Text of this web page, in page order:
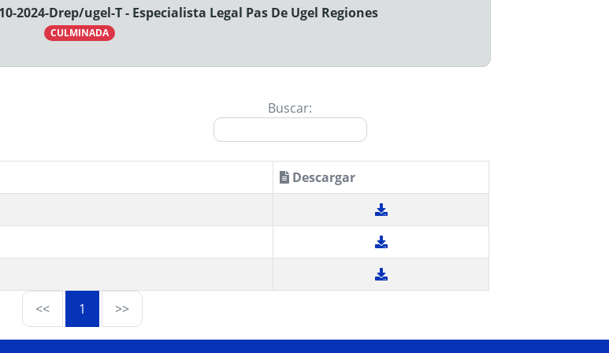
2024-Drep/ugel-T - Especialista Legal Pas De Ugel Regiones
CULMINADA
Buscar:
Descargar
<< 1 >>